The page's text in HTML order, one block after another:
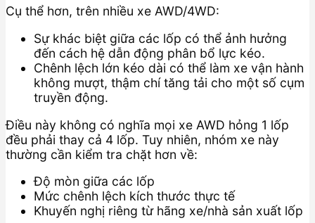
Cụ thể hơn, trên nhiều xe AWD/4WD:
Sự khác biệt giữa các lốp có thể ảnh hưởng
đến cách hệ dẫn động phân bổ lực kéo.
Chênh lệch lớn kéo dài có thể làm xe vận hành
không mượt, thậm chí tăng tải cho một số cụm
truyền động.
Điều này không có nghĩa mọi xe AWD hỏng 1 lốp
đều phải thay cả 4 lốp. Tuy nhiên, nhóm xe này
thường cần kiểm tra chặt hơn về:
Độ mòn giữa các lốp
Mức chênh lệch kích thước thực tế
Khuyến nghị riêng từ hãng xe/nhà sản xuất lốp